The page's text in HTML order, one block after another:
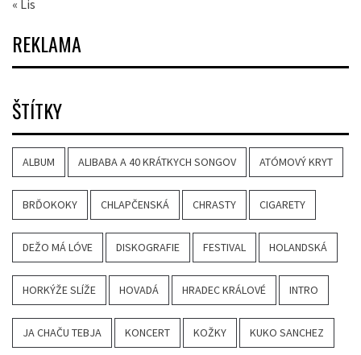
« Lis
REKLAMA
ŠTÍTKY
ALBUM ALIBABA A 40 KRÁTKYCH SONGOV ATÓMOVÝ KRYT
BRĎOKOKY CHLAPČENSKÁ CHRASTY CIGARETY
DEŽO MÁ LÓVE DISKOGRAFIE FESTIVAL HOLANDSKÁ
HORKÝŽE SLÍŽE HOVADÁ HRADEC KRÁLOVÉ INTRO
JA CHAČU TEBJA KONCERT KOŽKY KUKO SANCHEZ